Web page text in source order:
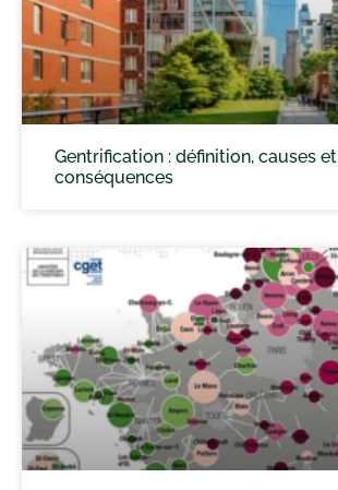
Gentrification : définition, causes et
conséquences